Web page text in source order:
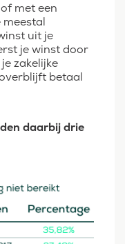
met een
meestal
uit je
je winst door
zakelijke
betaal
daarbij drie